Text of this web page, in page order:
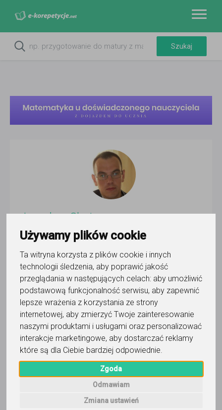
Używamy plików cookie
Ta witryna korzysta z plików cookie i innych
technologii śledzenia, aby poprawić jakość
przeglądania w następujących celach: aby umożliwić
podstawową funkcjonalność serwisu, aby zapewnić
lepsze wrażenia z korzystania ze strony
internetowej, aby zmierzyć Twoje zainteresowanie
naszymi produktami i usługami oraz personalizować
interakcje marketingowe, aby dostarczać reklamy
które są dla Ciebie bardziej odpowiednie.
Zgoda
Odmawiam
Zmiana ustawień
Jarosław Skuteczny
Wyślij wiadomość
Ostatnia aktywność:
30 dni temu
Pokaż
Korepetytor prowadzi zajęcia online
Wyślij wiadomość